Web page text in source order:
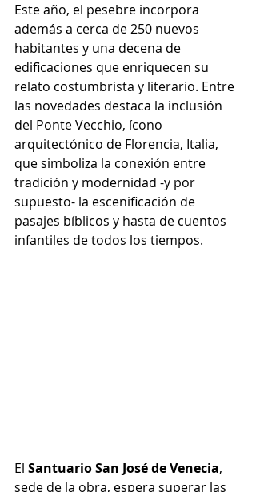
Este año, el pesebre incorpora
además a cerca de 250 nuevos
habitantes y una decena de
edificaciones que enriquecen su
relato costumbrista y literario. Entre
las novedades destaca la inclusión
del Ponte Vecchio, ícono
arquitectónico de Florencia, Italia,
que simboliza la conexión entre
tradición y modernidad -y por
supuesto- la escenificación de
pasajes bíblicos y hasta de cuentos
infantiles de todos los tiempos.
El Santuario San José de Venecia,
sede de la obra, espera superar las